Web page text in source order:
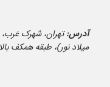
آدرس:تهران، شهرک
میلاد نور)، طبقه همکف بالا،